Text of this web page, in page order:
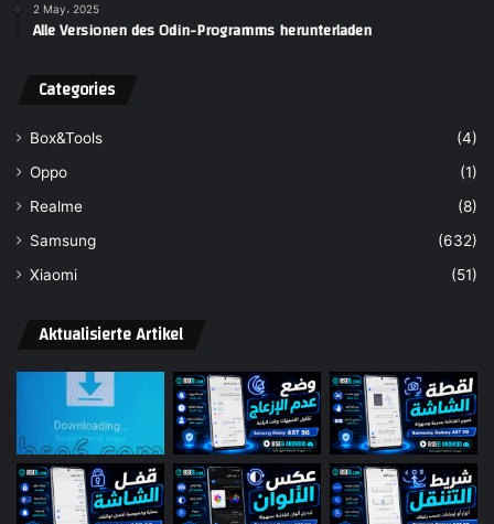
2 May، 2025
Alle Versionen des Odin-Programms herunterladen
Categories
Box&Tools
(4)
Oppo
(1)
Realme
(8)
Samsung
(632)
Xiaomi
(51)
Aktualisierte Artikel